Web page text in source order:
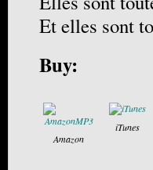
Et elles sont
Buy:
Amazon
iTunes